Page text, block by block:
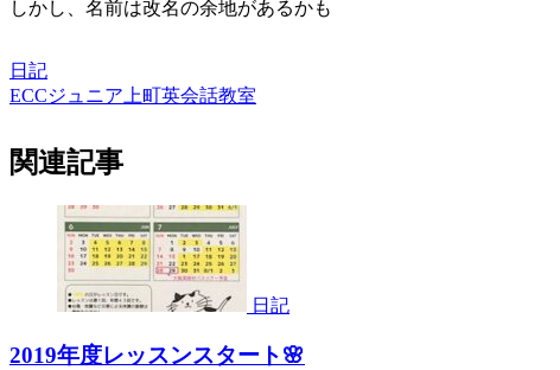
しかし、名前は改名の余地があるかも
日記
ECCジュニア上町英会話教室
関連記事
日記
2019年度レッスンスタート🌸